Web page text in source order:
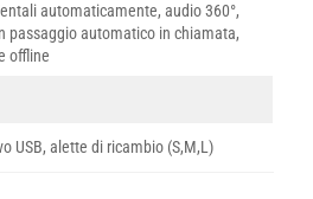
automaticamente, audio 360°,
passaggio automatico in chiamata,
offline
USB, alette di ricambio (S,M,L)